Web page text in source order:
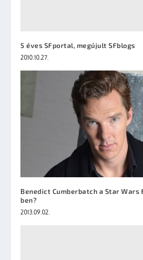
5 éves SFportal, megújult SFblogs
2010.10.27.
Benedict Cumberbatch a Star Wars
ben?
2013.09.02.